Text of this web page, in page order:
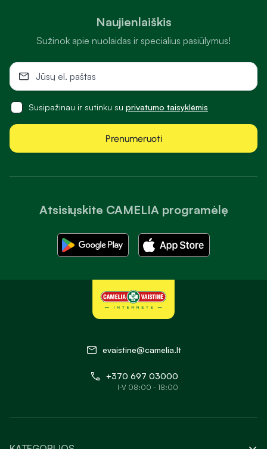
Atsisiųskite CAMELIA programėlę
Naujienlaiškis
Sužinok apie nuolaidas ir specialius pasiūlymus!
Susipažinau ir sutinku su privatumo taisyklėmis
Prenumeruoti
evaistine@camelia.lt
+370 697 03000
I-V 08:00 - 18:00